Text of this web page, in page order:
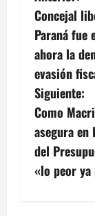
a
v
e
g
a
c
Concejal
Paraná fue
ahora la
evasión
Siguiente:
Como
asegura en
del
«lo peor ya